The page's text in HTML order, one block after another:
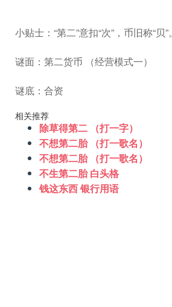
小贴士：“第二”意扣“次”，币旧称“贝”。
谜面：第二货币 （经营模式一）
谜底：合资
相关推荐
除草得第二 （打一字）
不想第二胎 （打一歌名）
不想第二胎 （打一歌名）
不生第二胎 白头格
钱这东西 银行用语